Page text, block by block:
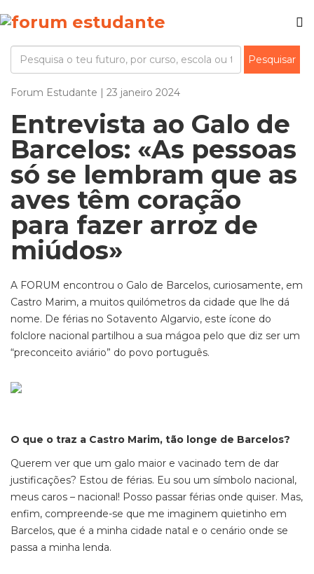
Forum Estudante | 23 janeiro 2024
Entrevista ao Galo de
Barcelos: «As pessoas
só se lembram que as
aves têm coração
para fazer arroz de
miúdos»
A FORUM encontrou o Galo de Barcelos, curiosamente, em
Castro Marim, a muitos quilómetros da cidade que lhe dá
nome. De férias no Sotavento Algarvio, este ícone do
folclore nacional partilhou a sua mágoa pelo que diz ser um
“preconceito aviário” do povo português.
O que o traz a Castro Marim, tão longe de Barcelos?
Querem ver que um galo maior e vacinado tem de dar
justificações? Estou de férias. Eu sou um símbolo nacional,
meus caros – nacional! Posso passar férias onde quiser. Mas,
enfim, compreende-se que me imaginem quietinho em
Barcelos, que é a minha cidade natal e o cenário onde se
passa a minha lenda.